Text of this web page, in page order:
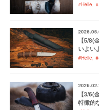
#Helle
【5/8(
いよい
#Helle
【3/6(
特徴的